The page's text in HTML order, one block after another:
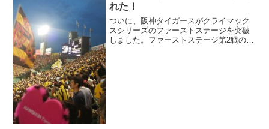
れた！
ついに、阪神タイガースがクライマック
スシリーズのファーストステージを突破
しました。ファーストステージ第2戦のチ